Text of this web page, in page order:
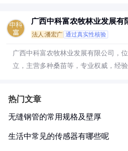
广西中科富农牧林业发展有
法人:潘宏广 通过真实性核验
广西中科富农牧林业发展有限公司，
立，主营多种桑苗等，专业权威，经
热门文章
无缝钢管的常用规格及壁厚
生活中常见的传感器有哪些呢